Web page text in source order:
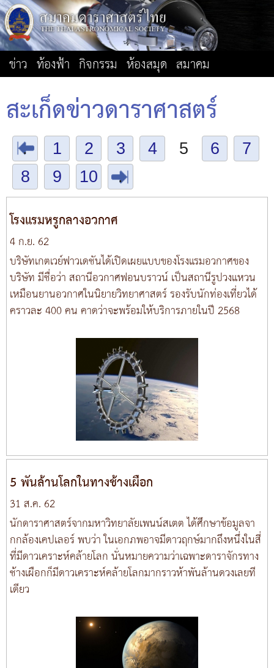
ข่าว ท้องฟ้า กิจกรรม ห้องสมุด สมาคม
สะเก็ดข่าวดาราศาสตร์
. 1 2 3 4 5 6
7
8
9 10 .
โรงแรมหรูกลางอวกาศ
4 ก.ย. 62
บริษัทเกตเวย์ฟาวเดชันได้เปิดเผยแบบของโรงแรมอวกาศของ
บริษัท มีชื่อว่า สถานีอวกาศฟอนบราวน์ เป็นสถานีรูปวงแหวน
เหมือนยานอวกาศในนิยายวิทยาศาสตร์ รองรับนักท่องเที่ยวได้
คราวละ 400 คน คาดว่าจะพร้อมให้บริการภายในปี 2568
5 พันล้านโลกในทางช้างเผือก
31 ส.ค. 62
นักดาราศาสตร์จากมหาวิทยาลัยเพนน์สเตต ได้ศึกษาข้อมูลจา
กกล้องเคปเลอร์ พบว่า ในเอกภพอาจมีดาวฤกษ์มากถึงหนึ่งในสี่
ที่มีดาวเคราะห์คล้ายโลก นั่นหมายความว่าเฉพาะดาราจักรทาง
ช้างเผือกก็มีดาวเคราะห์คล้ายโลกมากราวห้าพันล้านดวงเลยที
เดียว